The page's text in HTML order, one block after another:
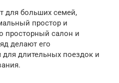
для больших семей,
простор и
просторный салон и
делают его
длительных поездок и